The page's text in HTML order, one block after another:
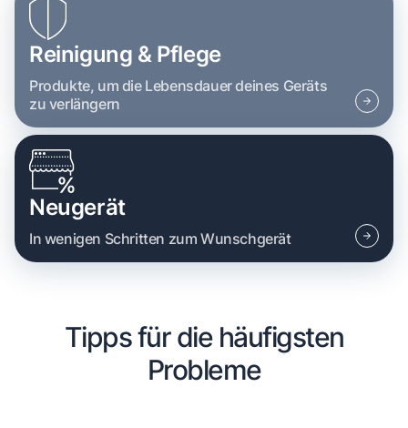
Reinigung & Pflege
Produkte, um die Lebensdauer deines Geräts
zu verlängern
Neugerät
In wenigen Schritten zum Wunschgerät
Tipps für die häufigsten
Probleme